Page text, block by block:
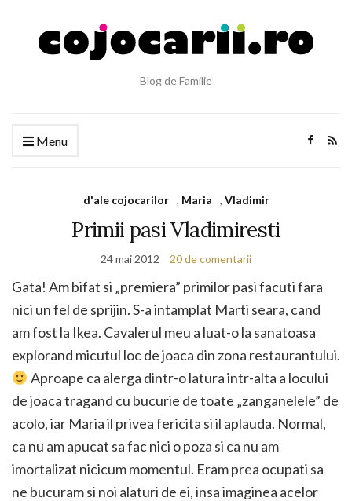
Blog de Familie
Menu
d'ale cojocarilor , Maria , Vladimir
Primii pasi Vladimiresti
24 mai 2012 20 de comentarii
Gata! Am bifat si „premiera” primilor pasi facuti fara
nici un fel de sprijin. S-a intamplat Marti seara, cand
am fost la Ikea. Cavalerul meu a luat-o la sanatoasa
explorand micutul loc de joaca din zona restaurantului.
Aproape ca alerga dintr-o latura intr-alta a locului
de joaca tragand cu bucurie de toate „zanganelele” de
acolo, iar Maria il privea fericita si il aplauda. Normal,
ca nu am apucat sa fac nici o poza si ca nu am
imortalizat nicicum momentul. Eram prea ocupati sa
ne bucuram si noi alaturi de ei, insa imaginea acelor